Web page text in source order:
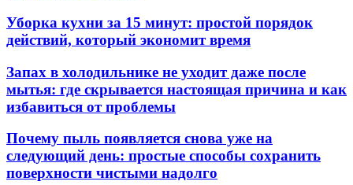
Уборка кухни за 15 минут: простой порядок
действий, который экономит время
Запах в холодильнике не уходит даже после
мытья: где скрывается настоящая причина и как
избавиться от проблемы
Почему пыль появляется снова уже на
следующий день: простые способы сохранить
поверхности чистыми надолго